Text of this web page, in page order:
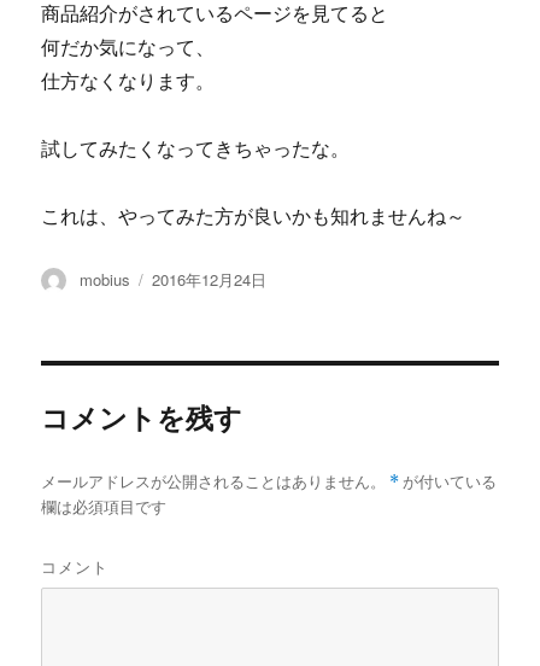
商品紹介がされているページを見てると
何だか気になって、
仕方なくなります。
試してみたくなってきちゃったな。
これは、やってみた方が良いかも知れませんね～
投
mobius
投
2016年12月24日
コメントを残す
メールアドレスが公開されることはありません。 * が付いている
欄は必須項目です
コメント